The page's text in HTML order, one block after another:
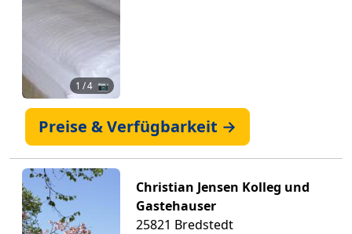
1 / 4 📷
Preise & Verfügbarkeit →
Christian Jensen Kolleg und
Gastehauser
25821 Bredstedt